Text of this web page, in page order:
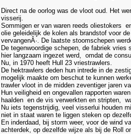
Direct na de oorlog was de vloot oud. Het
visserij.
Sommigen er van waren reeds oliestokers
olie geleidelijk de kolen als brandstof voor
vervangenÂ·. De laatste stoomschepen
De tegenwoordige schepen, de fabriek
hier langzaam ingezet werd, omdat de
Nu, in 1970 heeft Hull 23 vriestrawlers.
De hektrawlers deden hun intrede in de
mogelijk maakte om beschut te kunnen
trawler vloot in de midden zeventiger jaren
Hun veiligheid en ongevallen rapporten
haalden en de vis verwerkten en stripten,
Nu iets tegenstrijdig, veel visserlui houden
niet in staat waren te liggen steken op
En inderdaad, bij storm weer, voor de wind
achterdek, op dezelfde wijze als bij de Roll